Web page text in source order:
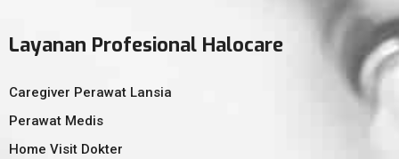
Layanan Profesional Halocare
Caregiver Perawat Lansia
Perawat Medis
Home Visit Dokter